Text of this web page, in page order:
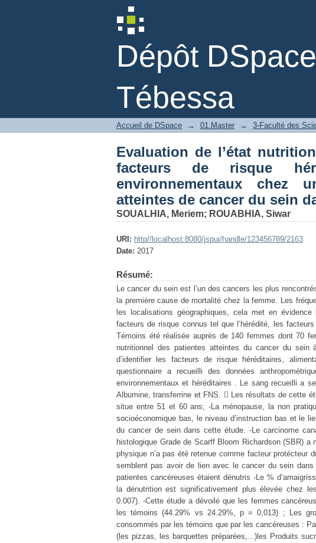
Dépôt
Tébessa
Evaluation de l’état
héréditaires, alimentaires
atteintes de cancer du sein
Accueil de DSpace → 01.Master → 3-Faculté des
Evaluation de l’état
facteurs de risque
environnementaux chez
atteintes de cancer du sein
SOUALHIA, Meriem; ROUABHIA, Siwar
URI: http//localhost:8080/jspui/handle/123456789/2163
Date: 2017
Résumé:
Le cancer du sein est l’un des cancers les plus
la première cause de mortalité chez la femme. Les
les localisations géographiques, cela met en
facteurs de risque connus tel que l’hérédité, les
Témoins été réalisée auprès de 140 femmes dont 70
nutritionnel des patientes atteintes du cancer du sein
d’identifier les facteurs de risque héréditaires,
questionnaire a recueilli des données
environnementaux et héréditaires . Le sang recueilli a
Albumine, transferrine et FNS.  Les résultats de cette
situe entre 51 et 60 ans; -La ménopause, la non
socioéconomique bas, le niveau d’instruction bas et le
du cancer de sein dans cette étude. -Le carcinome
histologique Grade de Scarff Bloom Richardson (SBR)
physique n’a pas été retenue comme facteur
semblent pas avoir de lien avec le cancer du sein
patientes cancéreuses étaient dénutris -Le %
la dénutrition est significativement plus élevée chez
0.007). -Cette étude a dévoilé que les femmes
les témoins (44.29% vs 24.29%, p = 0,013) ; Les
consommés par les témoins que par les cancéreuses :
(les pizzas, les barquettes préparées,...)les Produits